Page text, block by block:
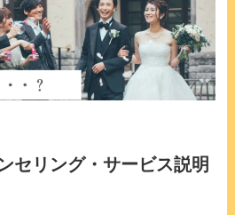
セリング・サービス説明